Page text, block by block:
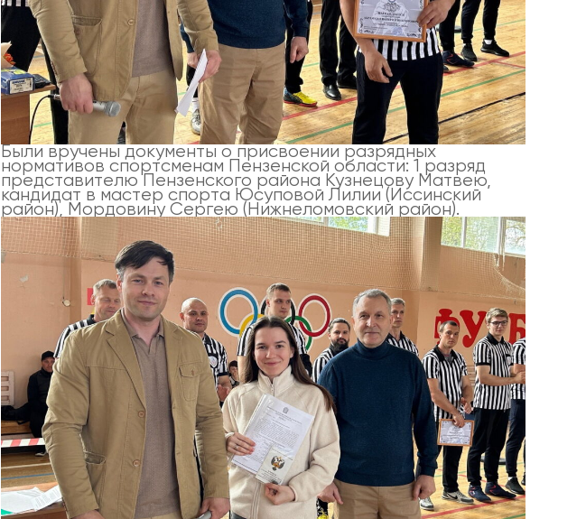
Были вручены документы о присвоении разрядных
нормативов спортсменам Пензенской области: 1 разряд
представителю Пензенского района Кузнецову Матвею,
кандидат в мастер спорта Юсуповой Лилии (Иссинский
район), Мордовину Сергею (Нижнеломовский район).